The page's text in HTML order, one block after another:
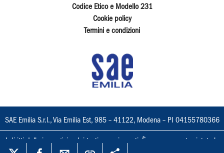
Codice Etico e Modello 231
Cookie policy
Termini e condizioni
SAE Emilia S.r.l., Via Emilia Est, 985 – 41122, Modena – PI 04155780366
I diritti delle immagini e dei testi sono riservati. È espressamente vietata la